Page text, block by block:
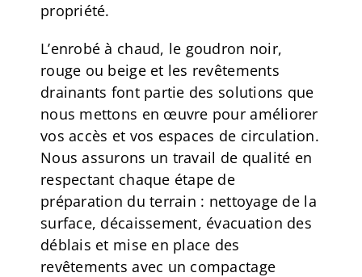
propriété.
L’enrobé à chaud, le goudron noir,
rouge ou beige et les revêtements
drainants font partie des solutions que
nous mettons en œuvre pour améliorer
vos accès et vos espaces de circulation.
Nous assurons un travail de qualité en
respectant chaque étape de
préparation du terrain : nettoyage de la
surface, décaissement, évacuation des
déblais et mise en place des
revêtements avec un compactage